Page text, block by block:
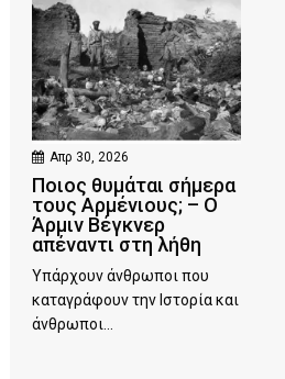
Απρ 30, 2026
Ποιος θυμάται σήμερα
τους Αρμένιους; – Ο
Άρμιν Βέγκνερ
απέναντι στη λήθη
Υπάρχουν άνθρωποι που
καταγράφουν την Ιστορία και
άνθρωποι...